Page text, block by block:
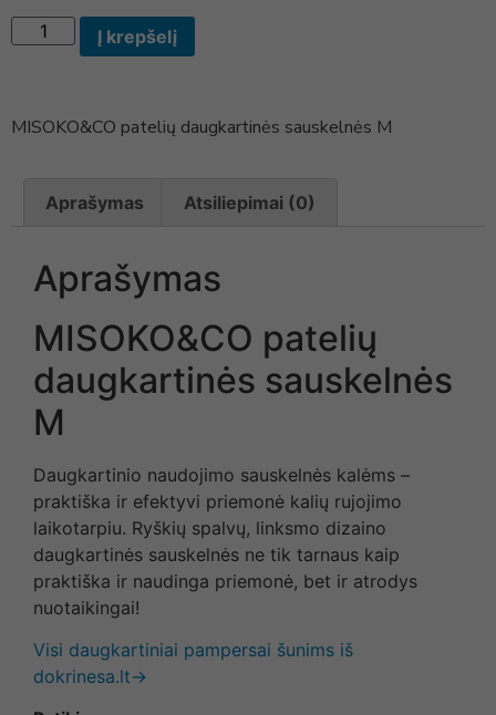
Į krepšelį
MISOKO&CO patelių daugkartinės sauskelnės M
Aprašymas Atsiliepimai (0)
Aprašymas
MISOKO&CO patelių
daugkartinės sauskelnės
M
Daugkartinio naudojimo sauskelnės kalėms –
praktiška ir efektyvi priemonė kalių rujojimo
laikotarpiu. Ryškių spalvų, linksmo dizaino
daugkartinės sauskelnės ne tik tarnaus kaip
praktiška ir naudinga priemonė, bet ir atrodys
nuotaikingai!
Visi daugkartiniai pampersai šunims iš
dokrinesa.lt→